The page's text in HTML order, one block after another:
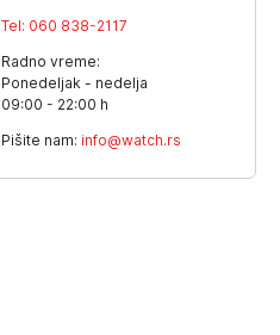
Tel: 060 838-2117
Radno vreme:
Ponedeljak - nedelja
09:00 - 22:00 h
Pišite nam: info@watch.rs